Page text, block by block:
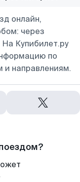
онлайн,
через
Купибилет.ру
по
направлениям.